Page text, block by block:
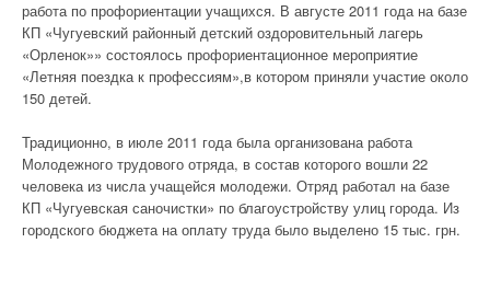
работа по профориентации учащихся. В августе 2011 года на базе
КП «Чугуевский районный детский оздоровительный лагерь
«Орленок»» состоялось профориентационное мероприятие
«Летняя поездка к профессиям»,в котором приняли участие около
150 детей.
Традиционно, в июле 2011 года была организована работа
Молодежного трудового отряда, в состав которого вошли 22
человека из числа учащейся молодежи. Отряд работал на базе
КП «Чугуевская саночистки» по благоустройству улиц города. Из
городского бюджета на оплату труда было выделено 15 тыс. грн.